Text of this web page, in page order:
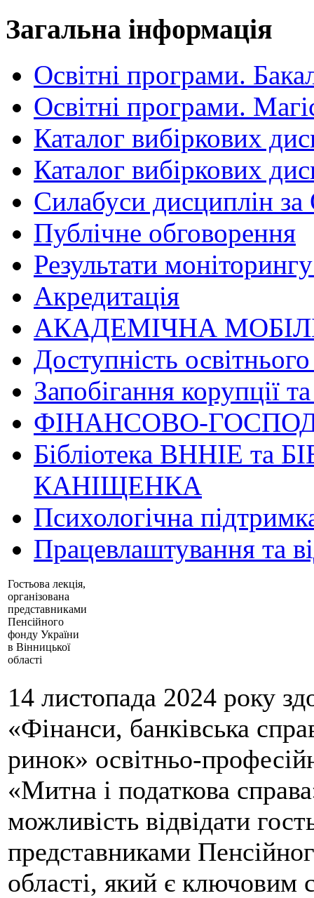
Загальна інформація
Освітні програми.
Освітні програми.
Каталог вибіркових
Каталог вибіркових
Силабуси дисциплін
Публічне обговорення
Результати
Акредитація
АКАДЕМІЧНА
Доступність
Запобігання корупції
ФІНАНСОВО-
Бібліотека ВННІЕ та
КАНІЩЕНКА
Психологічна
Працевлаштування та
Гостьова лекція,
організована
представниками
Пенсійного
фонду України
в Вінницької
області
14 листопада 2024 року
«Фінанси, банківська
ринок» освітньо-
«Митна і податкова
можливість відвідати
представниками
області, який є ключовим